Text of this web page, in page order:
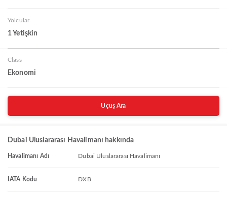
Yolcular
1 Yetişkin
Class
Ekonomi
Uçuş Ara
Dubai Uluslararası Havalimanı hakkında
Havalimanı Adı Dubai Uluslararası Havalimanı
IATA Kodu DXB